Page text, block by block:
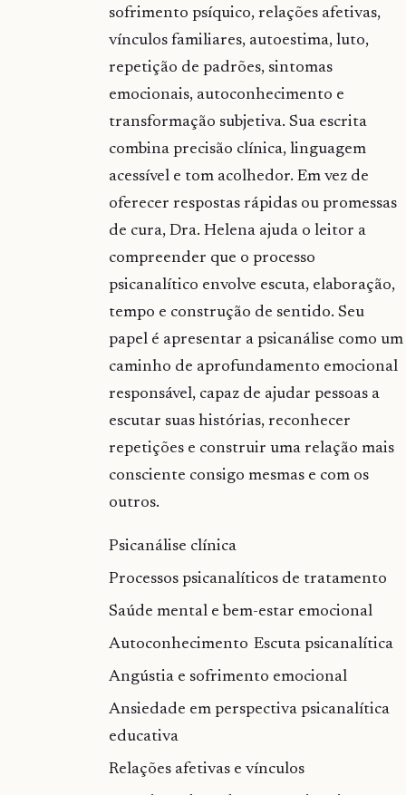
sofrimento psíquico, relações afetivas,
vínculos familiares, autoestima, luto,
repetição de padrões, sintomas
emocionais, autoconhecimento e
transformação subjetiva. Sua escrita
combina precisão clínica, linguagem
acessível e tom acolhedor. Em vez de
oferecer respostas rápidas ou promessas
de cura, Dra. Helena ajuda o leitor a
compreender que o processo
psicanalítico envolve escuta, elaboração,
tempo e construção de sentido. Seu
papel é apresentar a psicanálise como um
caminho de aprofundamento emocional
responsável, capaz de ajudar pessoas a
escutar suas histórias, reconhecer
repetições e construir uma relação mais
consciente consigo mesmas e com os
outros.
Psicanálise clínica
Processos psicanalíticos de tratamento
Saúde mental e bem-estar emocional
Autoconhecimento Escuta psicanalítica
Angústia e sofrimento emocional
Ansiedade em perspectiva psicanalítica
educativa
Relações afetivas e vínculos